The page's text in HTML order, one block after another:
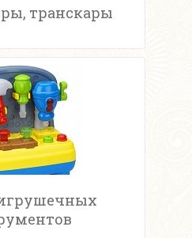
транскары